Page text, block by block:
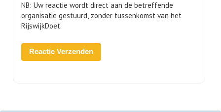
NB: Uw reactie wordt direct aan de betreffende
organisatie gestuurd, zonder tussenkomst van het
RijswijkDoet.